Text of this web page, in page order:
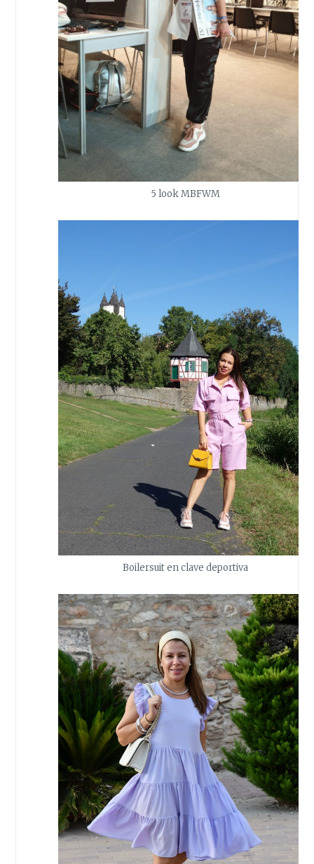
5 look MBFWM
Boilersuit en clave deportiva